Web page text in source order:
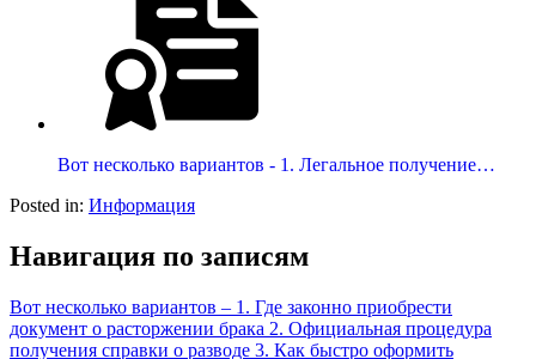
Вот несколько вариантов - 1. Легальное получение…
Posted in: Информация
Навигация по записям
Вот несколько вариантов – 1. Где законно приобрести
документ о расторжении брака 2. Официальная процедура
получения справки о разводе 3. Как быстро оформить